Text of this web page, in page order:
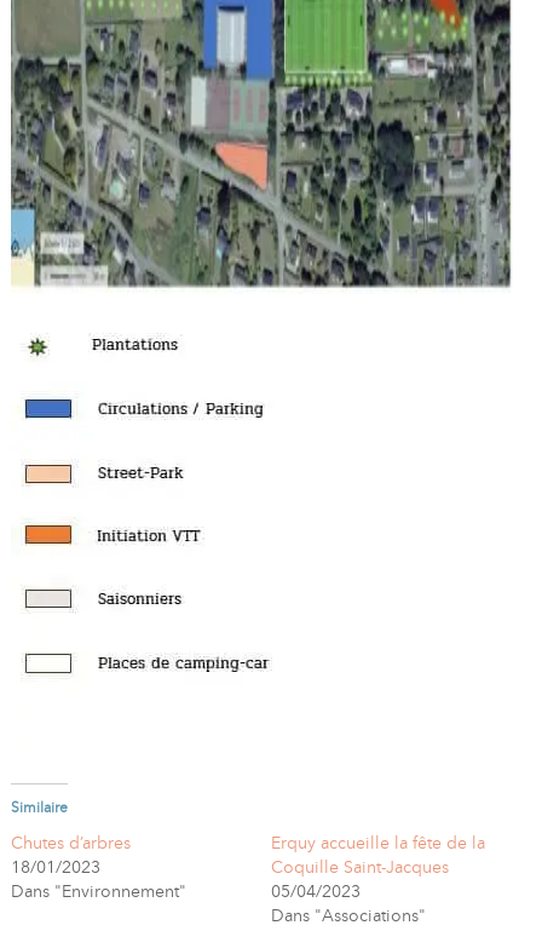
Similaire
Chutes d’arbres
18/01/2023
Dans "Environnement"
Erquy accueille la fête de la
Coquille Saint-Jacques
05/04/2023
Dans "Associations"